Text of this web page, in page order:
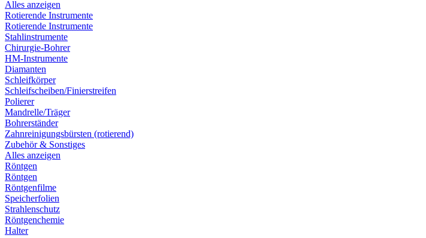
Alles anzeigen
Rotierende Instrumente
Rotierende Instrumente
Stahlinstrumente
Chirurgie-Bohrer
HM-Instrumente
Diamanten
Schleifkörper
Schleifscheiben/Finierstreifen
Polierer
Mandrelle/Träger
Bohrerständer
Zahnreinigungsbürsten (rotierend)
Zubehör & Sonstiges
Alles anzeigen
Röntgen
Röntgen
Röntgenfilme
Speicherfolien
Strahlenschutz
Röntgenchemie
Halter